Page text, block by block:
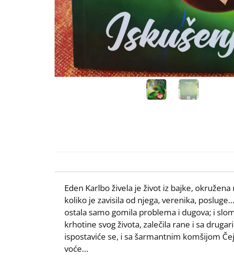
Eden Karlbo živela je život iz bajke,
koliko je zavisila od njega, verenika,
ostala samo gomila problema i dugova; i
krhotine svog života, zalečila rane i sa
ispostaviće se, i sa šarmantnim komšijom
voće…